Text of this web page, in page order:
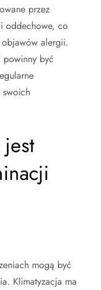
przez
oddechowe, co
alergii.
powinny być
mogą być
Klimatyzacja ma